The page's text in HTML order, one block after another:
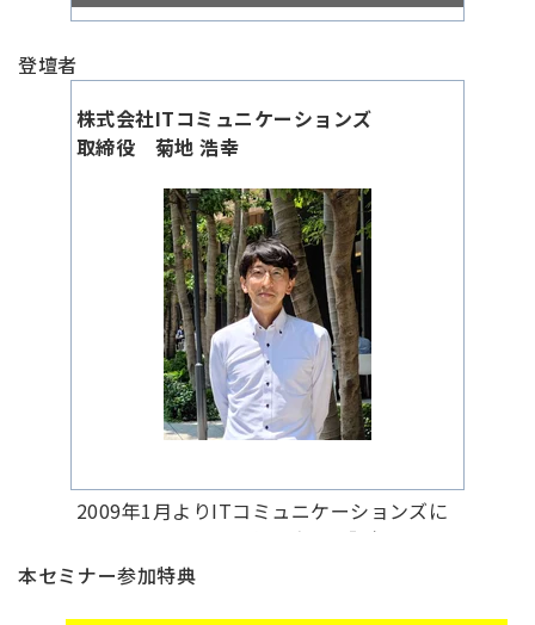
流入数が少ないBtoBサイトでも集客数を130%以上
増加させる方法
株式会社クライド
B-HACK事業部
副事業部長 金城 健
16:45～
登壇者
株式会社ITコミュニケーションズ
取締役 菊地 浩幸
2009年1月よりITコミュニケーションズに
て、BtoC、BtoB問わず企業の販促・マー
ケティング業務の支援に従事。2012年から
本セミナー参加特典